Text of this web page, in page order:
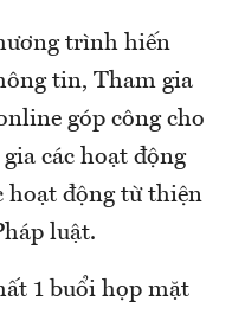
trình hiến
tin, Tham gia
góp công cho
các hoạt động
hoạt động từ thiện
luật.
1 buổi họp mặt